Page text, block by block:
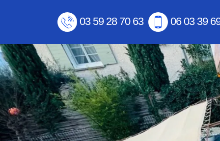
03 59 28 70 63 06 03 39